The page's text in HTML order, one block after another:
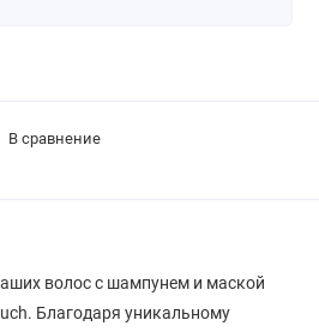
В сравнение
волос с шампунем и маской
Благодаря уникальному